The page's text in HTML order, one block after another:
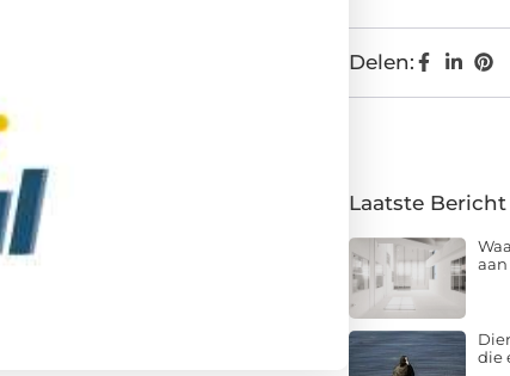
Delen:
Laatste Bericht
die